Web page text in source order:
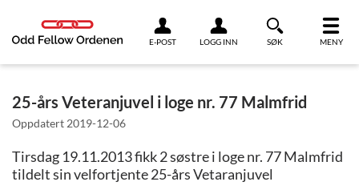
E-POST LOGG INN SØK MENY
25-års Veteranjuvel i loge nr. 77 Malmfrid
Oppdatert 2019-12-06
Tirsdag 19.11.2013 fikk 2 søstre i loge nr. 77 Malmfrid
tildelt sin velfortjente 25-års Vetaranjuvel